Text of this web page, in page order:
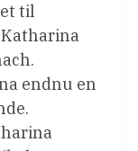
til

endnu en